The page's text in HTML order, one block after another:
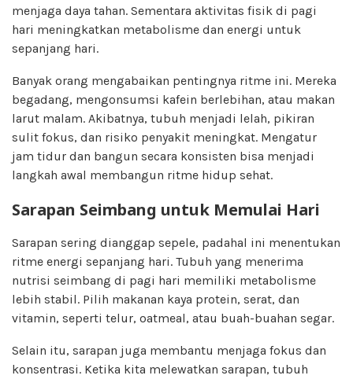
menjaga daya tahan. Sementara aktivitas fisik di pagi
hari meningkatkan metabolisme dan energi untuk
sepanjang hari.
Banyak orang mengabaikan pentingnya ritme ini. Mereka
begadang, mengonsumsi kafein berlebihan, atau makan
larut malam. Akibatnya, tubuh menjadi lelah, pikiran
sulit fokus, dan risiko penyakit meningkat. Mengatur
jam tidur dan bangun secara konsisten bisa menjadi
langkah awal membangun ritme hidup sehat.
Sarapan Seimbang untuk Memulai Hari
Sarapan sering dianggap sepele, padahal ini menentukan
ritme energi sepanjang hari. Tubuh yang menerima
nutrisi seimbang di pagi hari memiliki metabolisme
lebih stabil. Pilih makanan kaya protein, serat, dan
vitamin, seperti telur, oatmeal, atau buah-buahan segar.
Selain itu, sarapan juga membantu menjaga fokus dan
konsentrasi. Ketika kita melewatkan sarapan, tubuh